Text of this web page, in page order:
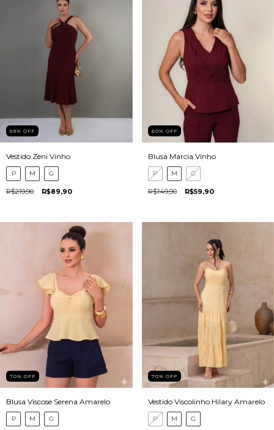
59% OFF
Vestido Zeni Vinho
P M G
R$219,90 R$89,90
60% OFF
Blusa Marcia Vinho
P M G
R$149,90 R$59,90
70% OFF
Blusa Viscose Serena Amarelo
P M G
70% OFF
Vestido Viscolinho Hilary Amarelo
P M G